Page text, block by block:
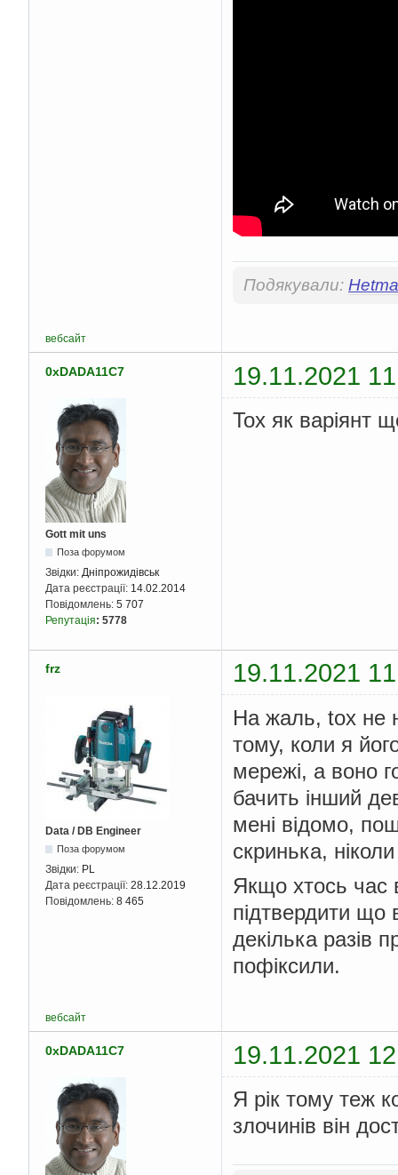
Подякували:
вебсайт
0xDADA11C7 19.11.2021
Gott mit uns
Поза форумом
Звідки: Дніпрожидівськ
Дата реєстрації: 14.02.2014
Повідомлень: 5 707
Репутація: 5778
Tox як варіянт
frz 19.11.2021
Data / DB Engineer
Поза форумом
Звідки: PL
Дата реєстрації: 28.12.2019
Повідомлень: 8 465
На жаль, tox не
тому, коли я
мережі, а воно
бачить інший
мені відомо,
скринька,
Якщо хтось час
підтвердити що
декілька разів
пофіксили.
вебсайт
0xDADA11C7 19.11.2021
Я рік тому теж
злочинів він